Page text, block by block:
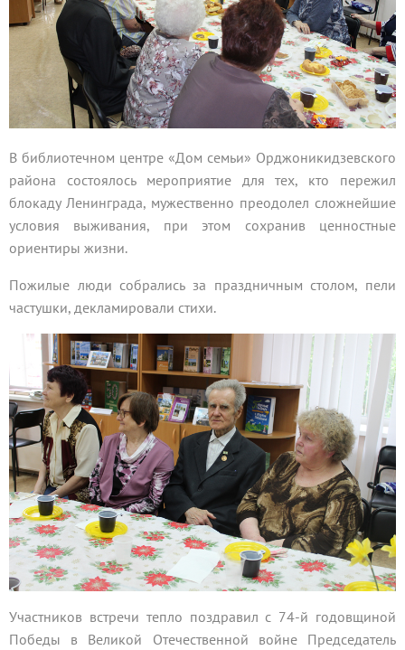
В библиотечном центре «Дом семьи» Орджоникидзевского
района состоялось мероприятие для тех, кто пережил
блокаду Ленинграда, мужественно преодолел сложнейшие
условия выживания, при этом сохранив ценностные
ориентиры жизни.
Пожилые люди собрались за праздничным столом, пели
частушки, декламировали стихи.
Участников встречи тепло поздравил с 74-й годовщиной
Победы в Великой Отечественной войне Председатель